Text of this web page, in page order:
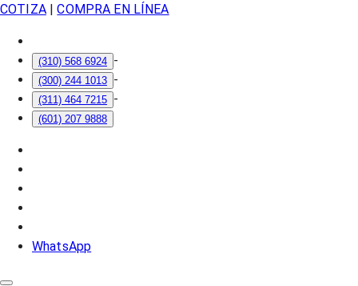
COTIZA| COMPRA EN LÍNEA
(310) 568 6924 -
(300) 244 1013 -
(311) 464 7215 -
(601) 207 9888
WhatsApp